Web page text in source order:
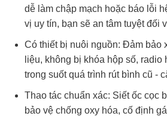
dễ làm chập mạch hoặc báo lỗi
vị uy tín, bạn sẽ an tâm tuyệt đối
Có thiết bị nuôi nguồn: Đảm bảo
liệu, không bị khóa hộp số, radio
trong suốt quá trình rút bình cũ -
Thao tác chuẩn xác: Siết ốc cọc
bảo vệ chống oxy hóa, cố định